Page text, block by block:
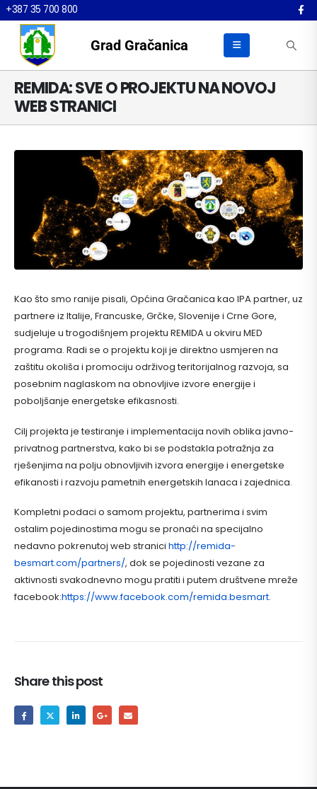
+387 35 700 800
Grad Gračanica
REMIDA: SVE O PROJEKTU NA NOVOJ
WEB STRANICI
Kao što smo ranije pisali, Općina Gračanica kao IPA partner, uz
partnere iz Italije, Francuske, Grčke, Slovenije i Crne Gore,
sudjeluje u trogodišnjem projektu REMIDA u okviru MED
programa. Radi se o projektu koji je direktno usmjeren na
zaštitu okoliša i promociju održivog teritorijalnog razvoja, sa
posebnim naglaskom na obnovljive izvore energije i
poboljšanje energetske efikasnosti.
Cilj projekta je testiranje i implementacija novih oblika javno-
privatnog partnerstva, kako bi se podstakla potražnja za
rješenjima na polju obnovljivih izvora energije i energetske
efikanosti i razvoju pametnih energetskih lanaca i zajednica.
Kompletni podaci o samom projektu, partnerima i svim
ostalim pojedinostima mogu se pronaći na specijalno
nedavno pokrenutoj web stranici http://remida-
besmart.com/partners/, dok se pojedinosti vezane za
aktivnosti svakodnevno mogu pratiti i putem društvene mreže
facebook:https://www.facebook.com/remida.besmart.
Share this post